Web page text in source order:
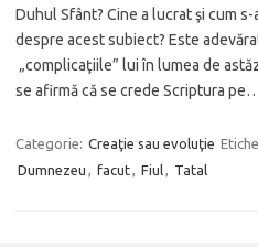
Duhul Sfânt? Cine a lucrat şi cum
despre acest subiect? Este
„complicaţiile” lui în lumea de
se afirmă că se crede Scriptura
Categorie: Creaţie sau evoluţie
Dumnezeu
facut Fiul Tatal